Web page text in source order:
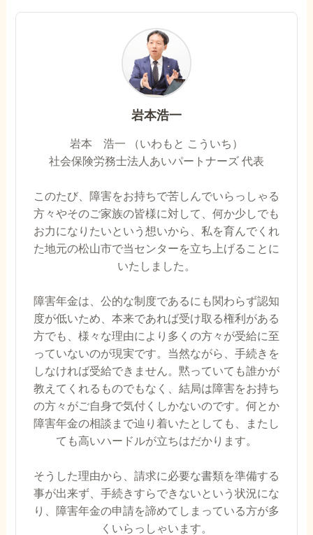
岩本浩一
岩本 浩一 （いわもと こういち）
社会保険労務士法人あいパートナーズ 代表
このたび、障害をお持ちで苦しんでいらっしゃる
方々やそのご家族の皆様に対して、何か少しでも
お力になりたいという想いから、私を育んでくれ
た地元の松山市で当センターを立ち上げることに
いたしました。
障害年金は、公的な制度であるにも関わらず認知
度が低いため、本来であれば受け取る権利がある
方でも、様々な理由により多くの方々が受給に至
っていないのが現実です。当然ながら、手続きを
しなければ受給できません。黙っていても誰かが
教えてくれるものでもなく、結局は障害をお持ち
の方々がご自身で気付くしかないのです。何とか
障害年金の相談まで辿り着いたとしても、またし
ても高いハードルが立ちはだかります。
そうした理由から、請求に必要な書類を準備する
事が出来ず、手続きすらできないという状況にな
り、障害年金の申請を諦めてしまっている方が多
くいらっしゃいます。